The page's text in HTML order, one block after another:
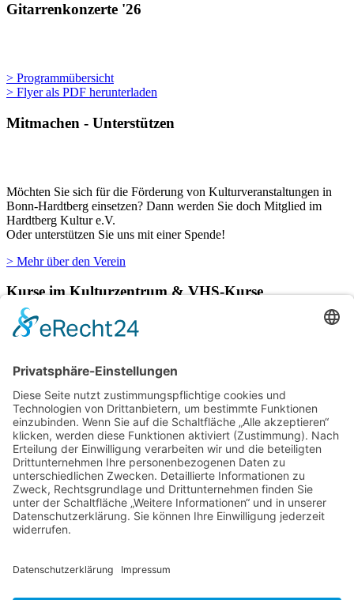
Gitarrenkonzerte '26
> Programmübersicht
> Flyer als PDF herunterladen
Mitmachen - Unterstützen
Möchten Sie sich für die Förderung von Kulturveranstaltungen in
Bonn-Hardtberg einsetzen? Dann werden Sie doch Mitglied im
Hardtberg Kultur e.V.
Oder unterstützen Sie uns mit einer Spende!
> Mehr über den Verein
Kurse im Kulturzentrum & VHS-Kurse
Räumlichkeiten im Kulturzentrum für einige ihrer Kurse.
> Hier finden Sie eine aktuelle Übersicht.
Newsletter
Über alle Konzerte und Kurse informiert bleiben?
Wenn Sie unseren Newsletter abonnieren, erhalten Sie Infos zu
> Zum Anmeldeformular
Das Kulturzentrum.